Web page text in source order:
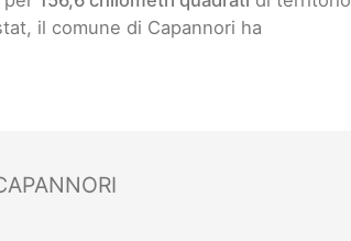
il comune di Capannori ha